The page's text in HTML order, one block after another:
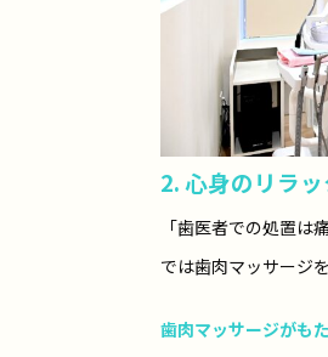
2. 心身のリラ
「歯医者での処置
では歯肉マッサージ
歯肉マッサージがも